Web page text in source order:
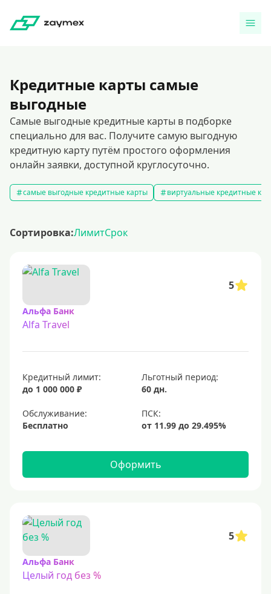
Кредитные карты самые
выгодные
Самые выгодные кредитные карты в подборке
специально для вас. Получите самую выгодную
кредитную карту путём простого оформления
онлайн заявки, доступной круглосуточно.
самые выгодные кредитные карты виртуальные кредитные
Сортировка:ЛимитСрок
5
Альфа Банк
Alfa Travel
Кредитный лимит:
до 1 000 000 ₽
Льготный период:
60 дн.
Обслуживание:
Бесплатно
Оформить
5
Альфа Банк
Целый год без %